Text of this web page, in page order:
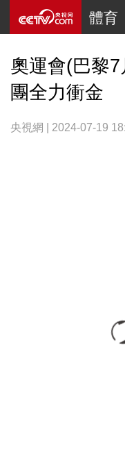
體育
奧運會(巴黎
團全力衝金
央視網 | 2024-07-19